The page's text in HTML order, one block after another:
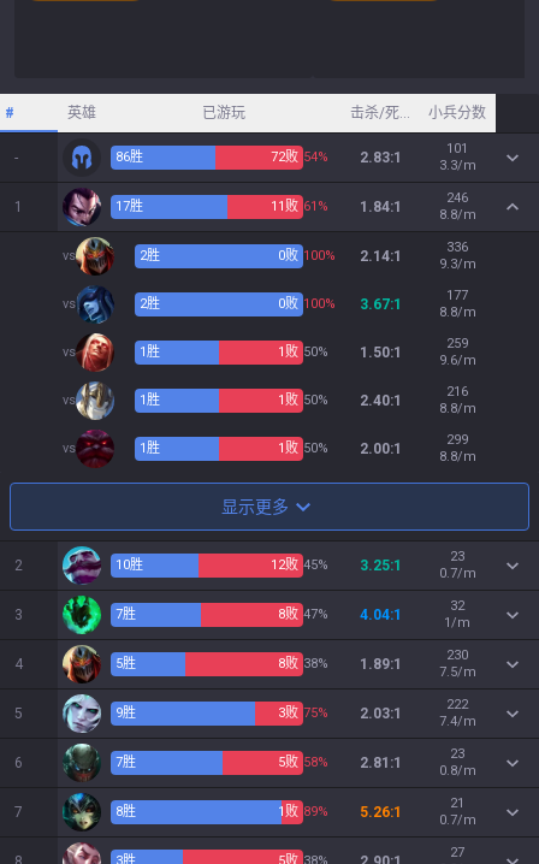
# 英雄 已游玩 击杀/死亡/助攻小兵分数
- 86胜 72败 54% 2.83:1
101
3.3/m
1 17胜 11 败 61% 1.84:1
246
8.8/m
vs 2胜 0败 100% 2.14:1
336
9.3/m
vs 2胜 0败 100% 3.67:1
177
8.8/m
vs 1胜 1 败 50% 1.50:1
259
9.6/m
vs 1胜 1 败 50% 2.40:1
216
8.8/m
vs 1胜 1 败 50% 2.00:1
299
8.8/m
显示更多
2 10胜 12败 45% 3.25:1
23
0.7/m
3 7胜 8败 47% 4.04:1
32
1/m
4 5胜 8败 38% 1.89:1
230
7.5/m
5 9胜 3败 75% 2.03:1
222
7.4/m
6 7胜 5败 58% 2.81:1
23
0.8/m
7 8胜 1 败 89% 5.26:1
21
0.7/m
27